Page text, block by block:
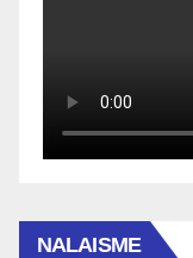
NALAISME